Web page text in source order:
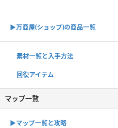
▶︎万商屋(ショップ)の商品一覧
素材一覧と入手方法
回復アイテム
マップ一覧
▶︎マップ一覧と攻略